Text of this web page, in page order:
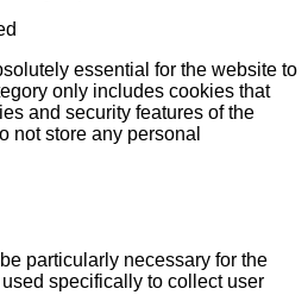
essential for the website to
only includes cookies that
and security features of the
not store any personal
particularly necessary for the
specifically to collect user